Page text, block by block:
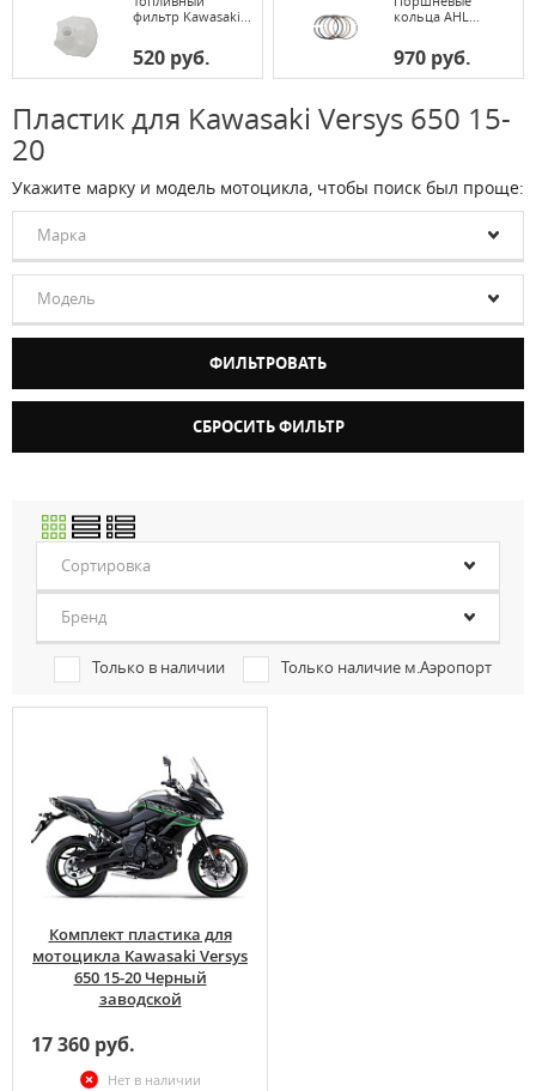
фильтр Kawasaki...
520 руб.
кольца AHL...
970 руб.
Пластик для Kawasaki Versys 650 15-
20
Укажите марку и модель мотоцикла, чтобы поиск был проще:
Марка
Модель
Сортировка
Бренд
Только в наличии Только наличие м.Аэропорт
Комплект пластика для
мотоцикла Kawasaki Versys
650 15-20 Черный
заводской
17 360 руб.
Нет в наличии